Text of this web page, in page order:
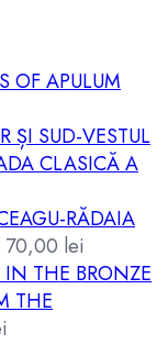
OF APULUM
ȘI SUD-VESTUL
CLASICĂ A
RĂDAIA
70,00 lei
THE BRONZE
THE